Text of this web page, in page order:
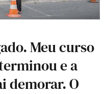
Meu curso
e a
demorar. O